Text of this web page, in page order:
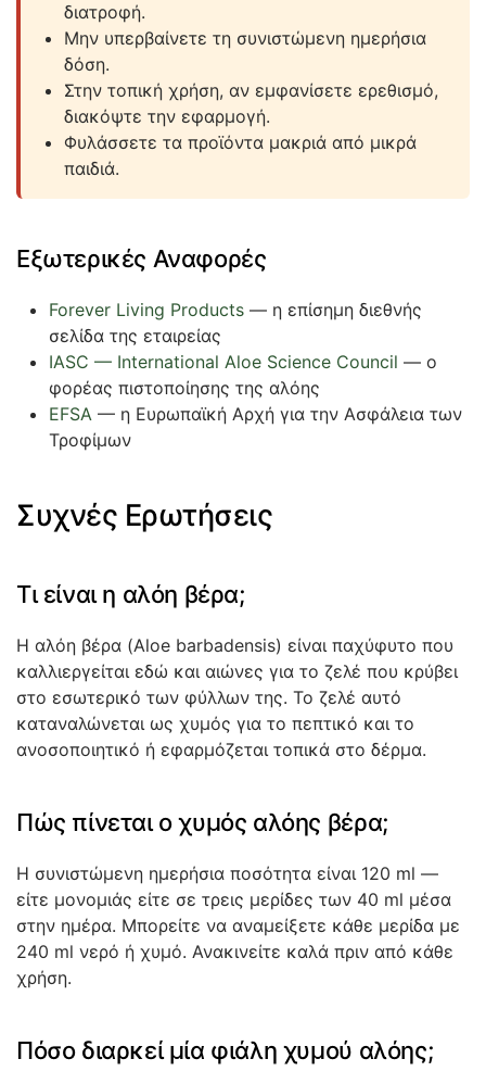
διατροφή.
Μην υπερβαίνετε τη συνιστώμενη ημερήσια
δόση.
Στην τοπική χρήση, αν εμφανίσετε ερεθισμό,
διακόψτε την εφαρμογή.
Φυλάσσετε τα προϊόντα μακριά από μικρά
παιδιά.
Εξωτερικές Αναφορές
Forever Living Products — η επίσημη διεθνής
σελίδα της εταιρείας
IASC — International Aloe Science Council — ο
φορέας πιστοποίησης της αλόης
EFSA — η Ευρωπαϊκή Αρχή για την Ασφάλεια των
Τροφίμων
Συχνές Ερωτήσεις
Τι είναι η αλόη βέρα;
Η αλόη βέρα (Aloe barbadensis) είναι παχύφυτο που
καλλιεργείται εδώ και αιώνες για το ζελέ που κρύβει
στο εσωτερικό των φύλλων της. Το ζελέ αυτό
καταναλώνεται ως χυμός για το πεπτικό και το
ανοσοποιητικό ή εφαρμόζεται τοπικά στο δέρμα.
Πώς πίνεται ο χυμός αλόης βέρα;
Η συνιστώμενη ημερήσια ποσότητα είναι 120 ml —
είτε μονομιάς είτε σε τρεις μερίδες των 40 ml μέσα
στην ημέρα. Μπορείτε να αναμείξετε κάθε μερίδα με
240 ml νερό ή χυμό. Ανακινείτε καλά πριν από κάθε
χρήση.
Πόσο διαρκεί μία φιάλη χυμού αλόης;